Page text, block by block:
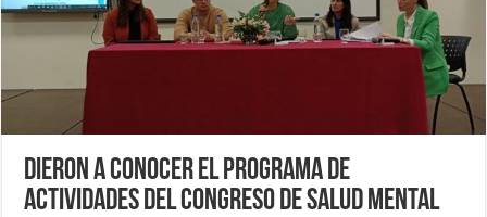
Dieron a conocer el programa de
actividades del Congreso de Salud Mental